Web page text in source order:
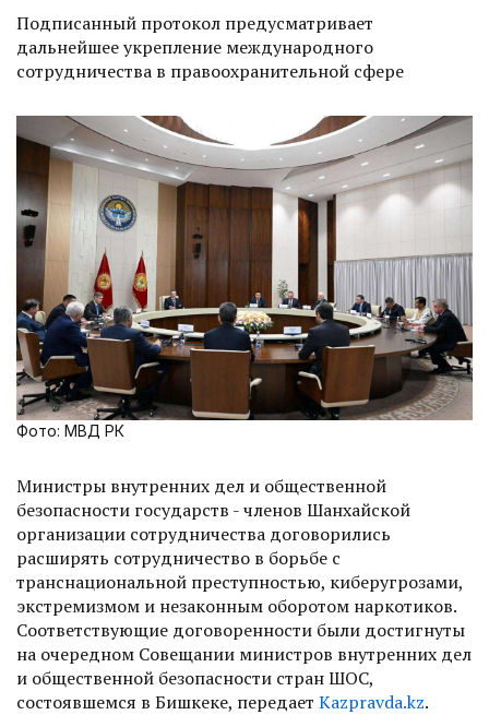
Подписанный протокол предусматривает
дальнейшее укрепление международного
сотрудничества в правоохранительной сфере
Фото: МВД РК
Министры внутренних дел и общественной
безопасности государств - членов Шанхайской
организации сотрудничества договорились
расширять сотрудничество в борьбе с
транснациональной преступностью, киберугрозами,
экстремизмом и незаконным оборотом наркотиков.
Соответствующие договоренности были достигнуты
на очередном Совещании министров внутренних дел
и общественной безопасности стран ШОС,
состоявшемся в Бишкеке, передает Kazpravda.kz.